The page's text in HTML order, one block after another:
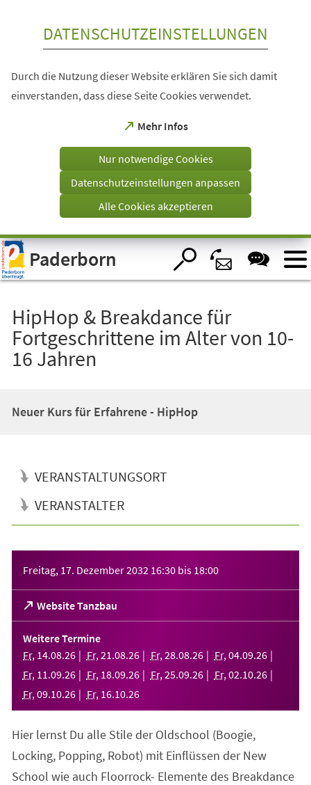
Visuelle
Assistenzsoftware
öffnen.
DATENSCHUTZEINSTELLUNGEN
Durch die Nutzung dieser Website erklären Sie sich damit
einverstanden, dass diese Seite Cookies verwendet.
Mehr Infos
(Öffnet
einem
Tab)
Nur notwendige Cookies
Datenschutzeinstellungen anpassen
Alle Cookies akzeptieren
Paderborn
HipHop & Breakdance für
Fortgeschrittene im Alter von 10-
16 Jahren
Neuer Kurs für Erfahrene - HipHop
VERANSTALTUNGSORT
VERANSTALTER
Freitag, 17. Dezember 2032 16:30 bis 18:00
Website Tanzbau
(Öffnet
in
einem
neuen
Tab)
Weitere Termine
Fr, 14.08.26 Fr, 21 .08.26 Fr, 28.08.26 Fr, 04.09.26
Fr, 11 .09.26 Fr, 18.09.26 Fr, 25.09.26 Fr, 02.10.26
Fr, 09.10.26 Fr, 16.10.26
Hier lernst Du alle Stile der Oldschool (Boogie,
Locking, Popping, Robot) mit Einflüssen der New
School wie auch Floorrock- Elemente des Breakdance